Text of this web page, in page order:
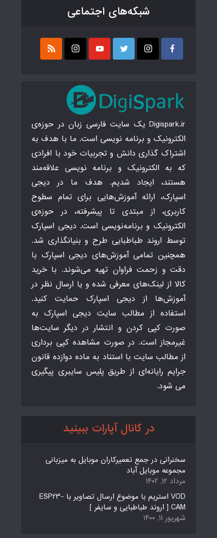
شبکه‌های اجتماعی
Digispark.ir یک سایت فارسی زبان در حوزه‌ی
الکترونیک و برنامه نویسی است. ما با هدف به
اشتراک گذاری دانش و تجربیات خود با افرادی
که به الکترونیک و برنامه نویسی علاقه‌مند
هستند، ایجاد شدیم. هدف ما در دیجی
اسپارک، ارائه آموزش‌هایی برای تمام سطوح
کاربری، از مبتدی تا پیشرفته، در حوزه‌ی
الکترونیک و برنامه‌نویسی است. دیجی اسپارک
توسط اروند طباطبایی طرح و بنیانگذاری شد.
همچنین تمامی آموزش‌های دیجی اسپارک با
دقت و زحمت فراوان تهیه می‌شوند. با خرید
کالا از لینک‌های معرفی شده و یا ارسال نظر در
آموزش‌ها از دیجی اسپارک حمایت کنید.
استفاده از مطالب سایت دیجی اسپارک به
صورت کپی کردن و انتشار در دیگر سایت‌ها
غیرمجاز است. در صورت مشاهده کپی برداری
از مطالب سایت با استناد به ماده دوازده قانون
جرایم رایانه‌ای از طریق پلیس سایبری پیگیری
می شود.
در کانال آپارات ببینید
سخنرانی در جمع تعمیرکاران موبایل به میزبانی
مجموعه موبایل آباد
مرداد ۱۲, ۱۴۰۲
VOD استریم با موضوع ارسال تصاویر با ESP23-
CAM [ اروند طباطبایی و سایفر ]
شهریور ۱۱, ۱۴۰۰